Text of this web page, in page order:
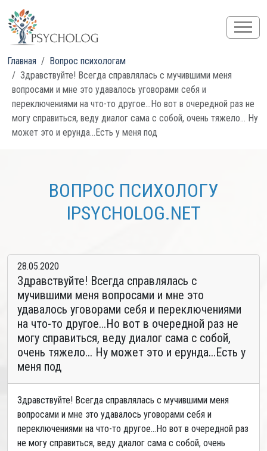
Главная
Вопрос психологам
Здравствуйте! Всегда справлялась с мучившими меня
вопросами и мне это удавалось уговорами себя и
переключениями на что-то другое...Но вот в очередной раз не
могу справиться, веду диалог сама с собой, очень тяжело... Ну
может это и ерунда...Есть у меня под
ВОПРОС ПСИХОЛОГУ
IPSYCHOLOG.NET
28.05.2020
Здравствуйте! Всегда справлялась с
мучившими меня вопросами и мне это
удавалось уговорами себя и переключениями
на что-то другое...Но вот в очередной раз не
могу справиться, веду диалог сама с собой,
очень тяжело... Ну может это и ерунда...Есть у
меня под
Здравствуйте! Всегда справлялась с мучившими меня
вопросами и мне это удавалось уговорами себя и
переключениями на что-то другое...Но вот в очередной раз
не могу справиться, веду диалог сама с собой, очень